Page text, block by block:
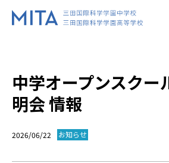
MITAについて
学園長メッセージ
MITAの学びとは？
MITAの学びとは？
クラス&コース
中学オープンスクー
明会 情報
2026/06/22 お知らせ